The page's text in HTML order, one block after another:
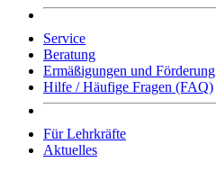
Service
Beratung
Ermäßigungen und Förderung
Hilfe / Häufige Fragen (FAQ)
Für Lehrkräfte
Aktuelles